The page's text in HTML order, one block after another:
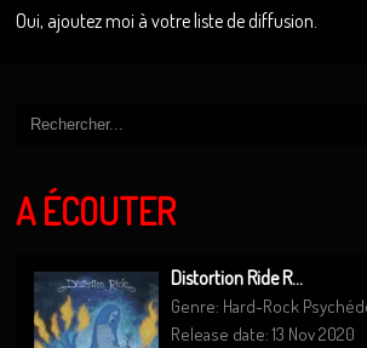
Oui, ajoutez moi à votre liste de diffusion.
A ÉCOUTER
Distortion Ride R...
Genre: Hard-Rock
Release date: 13 Nov 2020